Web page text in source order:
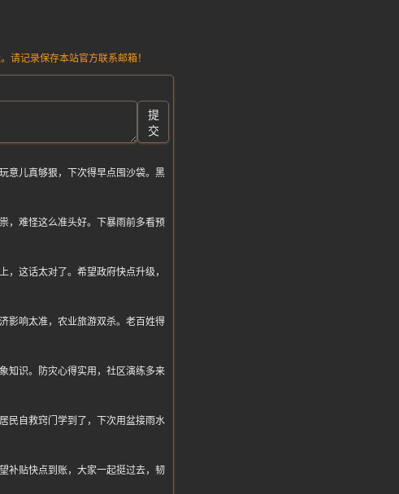
请记录保存本站官方联系邮箱！
提
交
意儿真够狠，下次得早点囤沙袋。黑
，难怪这么准头好。下暴雨前多看预
这话太对了。希望政府快点升级，
影响太准，农业旅游双杀。老百姓得
知识。防灾心得实用，社区演练多来
民自救窍门学到了，下次用盆接雨水
补贴快点到账，大家一起挺过去，韧